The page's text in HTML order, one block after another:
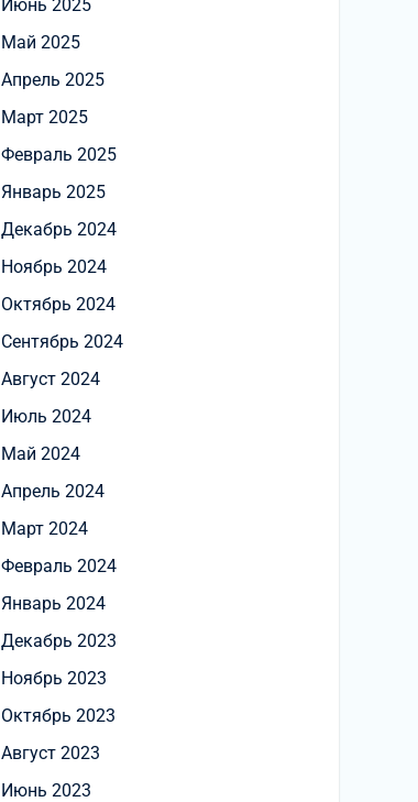
Июнь 2025
Май 2025
Апрель 2025
Март 2025
Февраль 2025
Январь 2025
Декабрь 2024
Ноябрь 2024
Октябрь 2024
Сентябрь 2024
Август 2024
Июль 2024
Май 2024
Апрель 2024
Март 2024
Февраль 2024
Январь 2024
Декабрь 2023
Ноябрь 2023
Октябрь 2023
Август 2023
Июнь 2023